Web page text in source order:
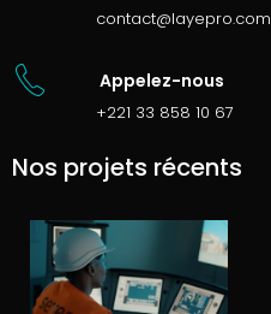
contact@layepro.com
Appelez-nous
+221 33 858 10 67
Nos projets récents